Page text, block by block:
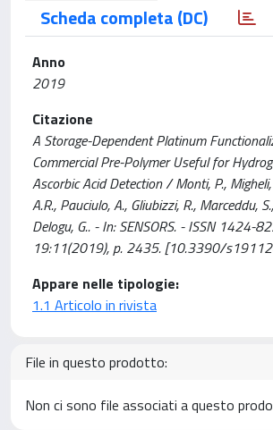
Scheda completa (DC)
Anno
2019
Citazione
A Storage-Dependent Platinum
Commercial Pre-Polymer Useful for
Ascorbic Acid Detection / Monti, P.,
A.R., Pauciulo, A., Gliubizzi, R., Marceddu,
Delogu, G.. - In: SENSORS. - ISSN 1424-
19:11(2019), p. 2435. [10.3390/
Appare nelle tipologie:
1.1 Articolo in rivista
File in questo prodotto:
Non ci sono file associati a questo